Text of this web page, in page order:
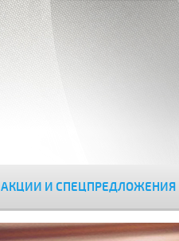
АКЦИИ И СПЕЦПРЕДЛОЖЕНИЯ